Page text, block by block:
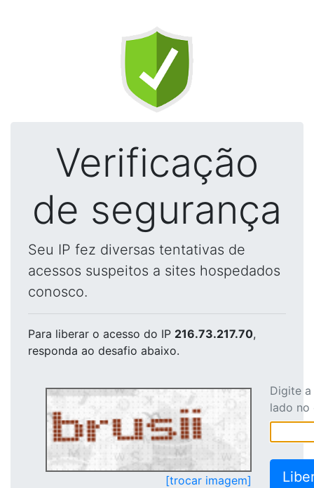
Verificação
de segurança
Seu IP fez diversas tentativas de
acessos suspeitos a sites hospedados
conosco.
Para liberar o acesso do IP 216.73.217.70,
responda ao desafio abaixo.
[trocar imagem]
Digite
lado no